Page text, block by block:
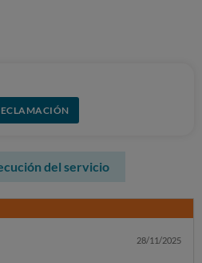
del servicio
28/11/2025